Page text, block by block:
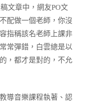
文章中，網友PO文
配做一個老師，你沒
指稱該名老師上課非
常彈錯，白雲總是以
，都才是對的，不允
導音樂課程執著、認